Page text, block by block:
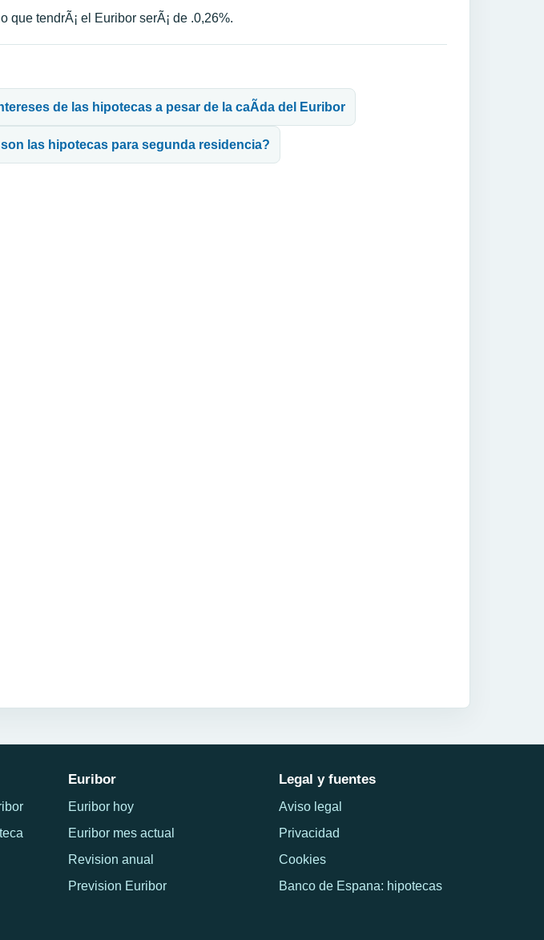
que tendrÃ¡ el Euribor serÃ¡ de .0,26%.
de las hipotecas a pesar de la caÃ­da del Euribor
las hipotecas para segunda residencia?
Euribor
Euribor hoy
Euribor mes actual
Revision anual
Prevision Euribor
Legal y fuentes
Aviso legal
Privacidad
Cookies
Banco de Espana: hipotecas